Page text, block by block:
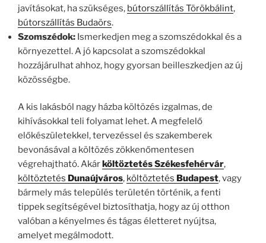
javításokat, ha szükséges, bútorszállítás Törökbálint,
bútorszállítás Budaörs.
Szomszédok: Ismerkedjen meg a szomszédokkal és a
környezettel. A jó kapcsolat a szomszédokkal
hozzájárulhat ahhoz, hogy gyorsan beilleszkedjen az új
közösségbe.
A kis lakásból nagy házba költözés izgalmas, de
kihívásokkal teli folyamat lehet. A megfelelő
előkészületekkel, tervezéssel és szakemberek
bevonásával a költözés zökkenőmentesen
végrehajtható. Akárköltöztetés Székesfehérvár,
költöztetés Dunaújváros, költöztetés Budapest, vagy
bármely más település területén történik, a fenti
tippek segítségével biztosíthatja, hogy az új otthon
valóban a kényelmes és tágas életteret nyújtsa,
amelyet megálmodott.